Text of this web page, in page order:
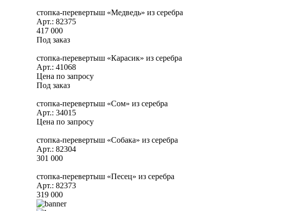
стопка-перевертыш «Медведь» из серебра
Арт.: 82375
417 000
Под заказ
стопка-перевертыш «Карасик» из серебра
Арт.: 41068
Цена по запросу
Под заказ
стопка-перевертыш «Сом» из серебра
Арт.: 34015
Цена по запросу
стопка-перевертыш «Собака» из серебра
Арт.: 82304
301 000
стопка-перевертыш «Песец» из серебра
Арт.: 82373
319 000